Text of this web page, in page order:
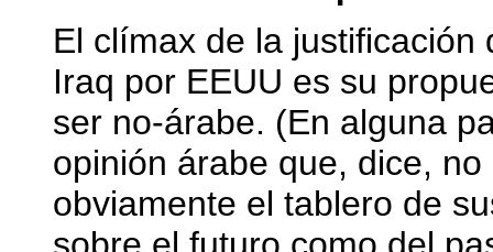
El clímax de la
Iraq por EEUU es su
ser no-árabe. (En alguna
opinión árabe que, dice,
obviamente el tablero de